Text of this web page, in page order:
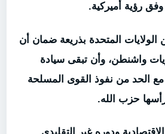
رؤية أميركية.
المتحدة بذريعة ضمان أن
واشنطن، وأن تبقى سيادة
مع الحد من نفوذ القوى المسلحة
حزب الله.